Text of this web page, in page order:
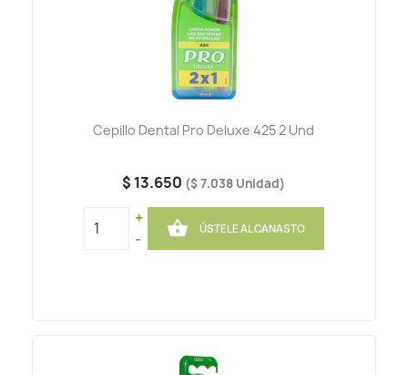
Cepillo Dental Pro Deluxe 425 2 Und
$ 13.650 ($ 7.038 Unidad)
+
-
 ÚSTELE AL CANASTO